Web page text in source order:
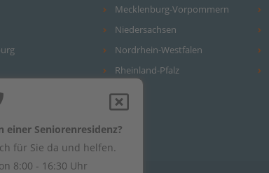
Mecklenburg-Vorpommern
Niedersachsen
Nordrhein-Westfalen
Rheinland-Pfalz
einer Seniorenresidenz?
für Sie da und helfen.
8:00 - 16:30 Uhr